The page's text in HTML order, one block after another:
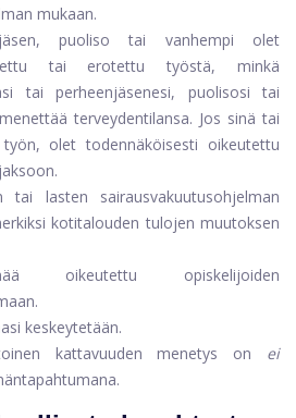
mukaan.
puoliso tai vanhempi olet
tai erotettu työstä, minkä
tai perheenjäsenesi, puolisosi tai
terveydentilansa. Jos sinä tai
olet todennäköisesti oikeutettu
tai lasten sairausvakuutusohjelman
kotitalouden tulojen muutoksen
opiskelijoiden
keskeytetään.
kattavuuden menetys on
ei